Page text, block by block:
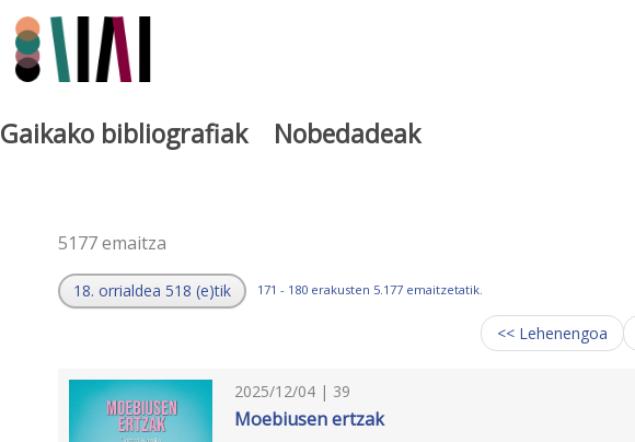
Gaikako bibliografiak Nobedadeak
5177 emaitza
18. orrialdea 518 (e)tik 171 - 180 erakusten 5.177 emaitzetatik.
<< Lehenengoa
2025/12/04 | 39
Moebiusen ertzak